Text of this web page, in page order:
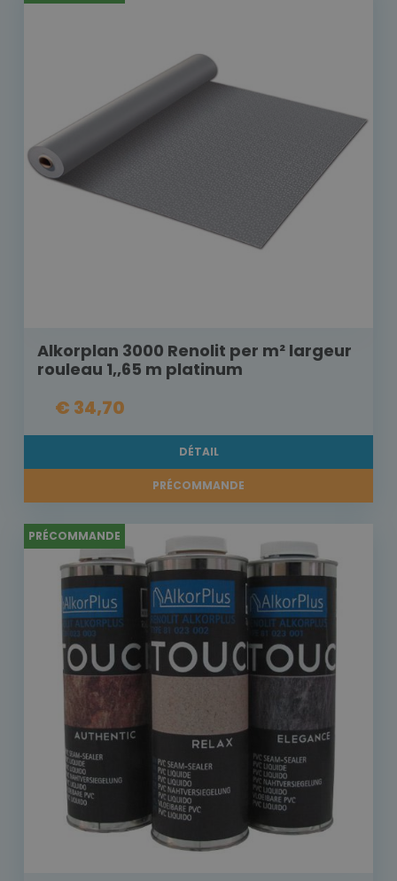
Alkorplan 3000 Renolit per m² largeur
rouleau 1,,65 m platinum
€ 34,70
DÉTAIL
PRÉCOMMANDE
PRÉCOMMANDE